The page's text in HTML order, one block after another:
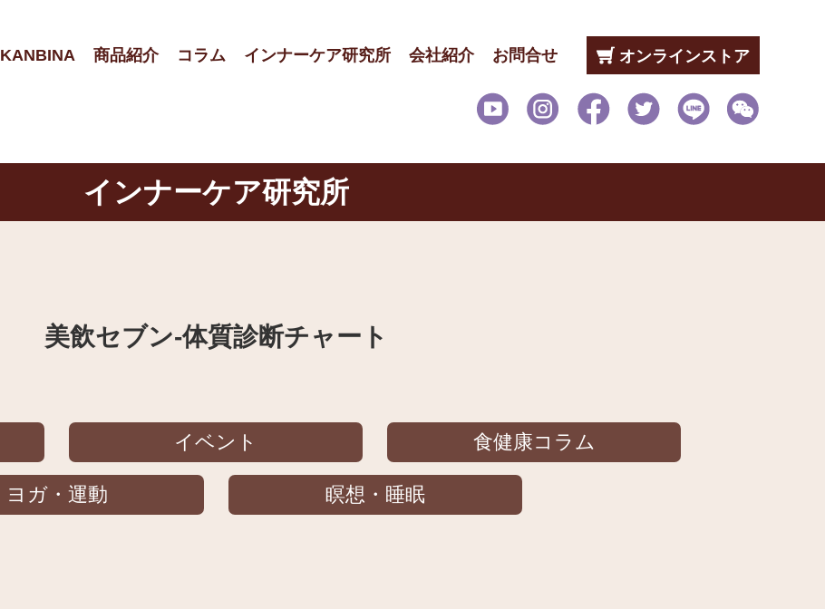
KANBINA 商品紹介 コラム インナーケア研究所 会社紹介 お問合せ オンラインストア
インナーケア研究所
美飲セブン‐体質診断チャート
イベント 食健康コラム
ヨガ・運動 瞑想・睡眠